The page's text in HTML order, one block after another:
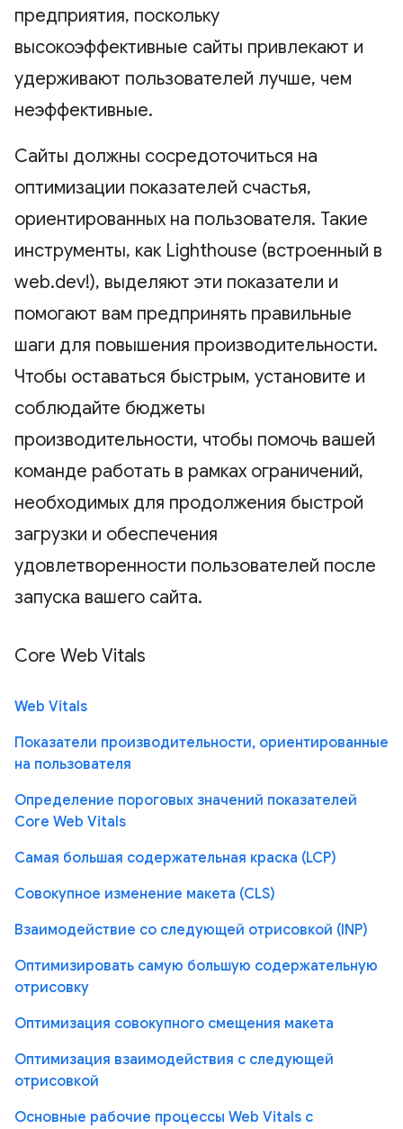
предприятия, поскольку
высокоэффективные сайты привлекают и
удерживают пользователей лучше, чем
неэффективные.
Сайты должны сосредоточиться на
оптимизации показателей счастья,
ориентированных на пользователя. Такие
инструменты, как Lighthouse (встроенный в
web.dev!), выделяют эти показатели и
помогают вам предпринять правильные
шаги для повышения производительности.
Чтобы оставаться быстрым, установите и
соблюдайте бюджеты
производительности, чтобы помочь вашей
команде работать в рамках ограничений,
необходимых для продолжения быстрой
загрузки и обеспечения
удовлетворенности пользователей после
запуска вашего сайта.
Core Web Vitals
Web Vitals
Показатели производительности, ориентированные
на пользователя
Определение пороговых значений показателей
Core Web Vitals
Самая большая содержательная краска (LCP)
Совокупное изменение макета (CLS)
Взаимодействие со следующей отрисовкой (INP)
Оптимизировать самую большую содержательную
отрисовку
Оптимизация совокупного смещения макета
Оптимизация взаимодействия с следующей
отрисовкой
Основные рабочие процессы Web Vitals с